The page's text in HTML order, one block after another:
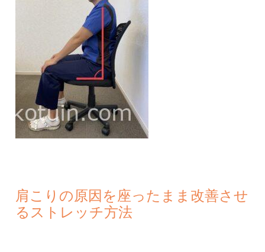
肩こりの原因を座ったまま改善させ
るストレッチ方法